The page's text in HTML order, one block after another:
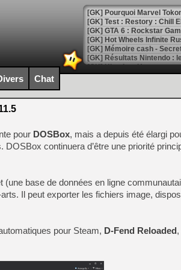
[GK] Pourquoi Marvel
[GK] Test : Restory : Chill
[GK] GTA 6 : Rockstar
[GK] Hot Wheels Infinite
[GK] Mémoire cash -
[GK] Résultats Nintendo :
[GK] Déjà des
[Mo5] Brickboy cherche à
[GK] Minecraft et ses «
[GK] Beast of
[GK] Ubisoft : fin de partie
[GK] Mémoire cash -
[GK] Dan Houser (GTA)
[GK] Comment EA Sports
[GK] Crimson Moon : un
[GK] Isle of Reveries : le
[GK] Moonlighter 2 : The
[GK] Capcom relance
[Mo5] Deux inédits du
[GK] Le beat'em up The
[GK] Endless Legend 2 :
Chat
pour DOSBox, mais a depuis été élargi
continuera d’être une priorité
base de données en ligne
Il peut exporter les fichiers image,
pour Steam, D-Fend Reloaded